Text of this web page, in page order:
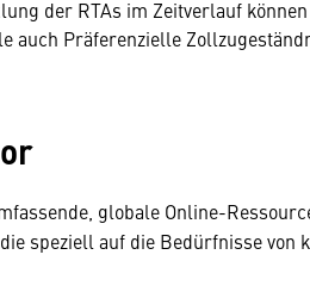
der RTAs im Zeitverlauf
auch Präferenzielle
globale Online-
speziell auf die Bedürfnisse von